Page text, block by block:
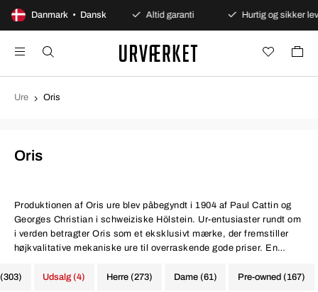
Danmark • Dansk
Sikre betalinger Altid garanti Hurtig og sikker levering
Ure Oris
Oris
Produktionen af Oris ure blev påbegyndt i 1904 af Paul Cattin og
Georges Christian i schweiziske Hölstein. Ur-entusiaster rundt om
i verden betragter Oris som et eksklusivt mærke, der fremstiller
højkvalitative mekaniske ure til overraskende gode priser. En
langt færre penge på markedsføring end mange lignende mærker,
Herre (273) Dame (61) Pre-owned (167)
Udsalg (4)